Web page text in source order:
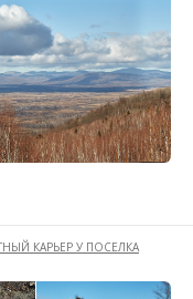
КАРЬЕР У ПОСЕЛКА